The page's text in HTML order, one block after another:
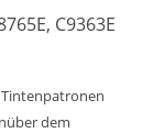
C9363E
Tintenpatronen
dem